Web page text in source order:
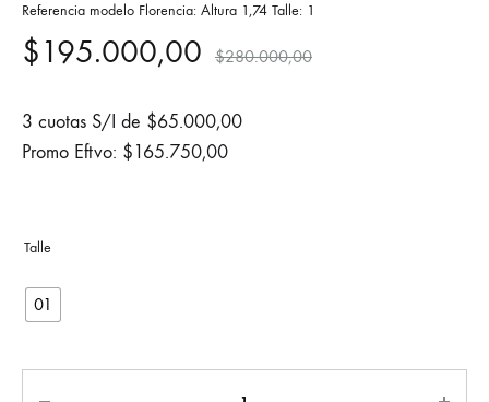
Referencia modelo Florencia: Altura 1,74 Talle: 1
$195.000,00 $280.000,00
3 cuotas S/I de $65.000,00
Promo Eftvo: $165.750,00
01